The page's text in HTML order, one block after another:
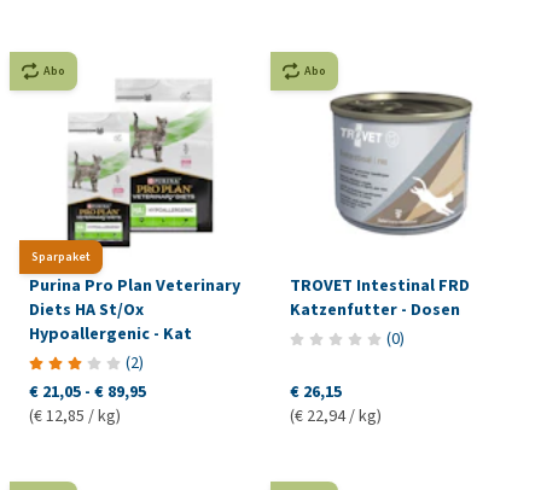
Sparpaket
Abo
Purina Pro Plan Veterinary
Diets HA St/Ox
Hypoallergenic - Kat
(2)
€ 21,05 - € 89,95
(€ 12,85 / kg)
Abo
TROVET Intestinal FRD
Katzenfutter - Dosen
(0)
€ 26,15
(€ 22,94 / kg)